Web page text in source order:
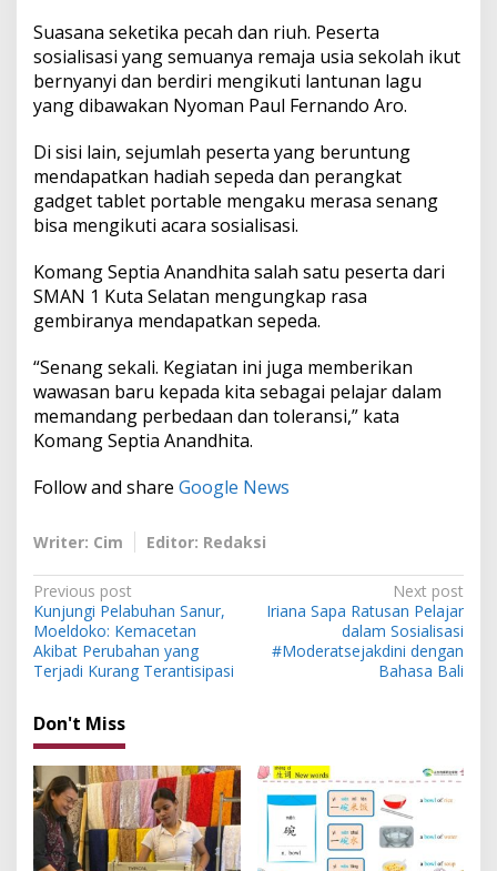
a
N
y
o
m
n
P
a
u
l
Suasana seketika pecah dan riuh. Peserta
sosialisasi yang semuanya remaja usia sekolah ikut
bernyanyi dan berdiri mengikuti lantunan lagu
yang dibawakan Nyoman Paul Fernando Aro.
Di sisi lain, sejumlah peserta yang beruntung
mendapatkan hadiah sepeda dan perangkat
gadget tablet portable mengaku merasa senang
bisa mengikuti acara sosialisasi.
Komang Septia Anandhita salah satu peserta dari
SMAN 1 Kuta Selatan mengungkap rasa
gembiranya mendapatkan sepeda.
“Senang sekali. Kegiatan ini juga memberikan
wawasan baru kepada kita sebagai pelajar dalam
memandang perbedaan dan toleransi,” kata
Komang Septia Anandhita.
Follow and share Google News
Writer: Cim Editor: Redaksi
P
o
s
t
n
a
v
i
g
Previous post
Kunjungi Pelabuhan Sanur,
Moeldoko: Kemacetan
Akibat Perubahan yang
Terjadi Kurang Terantisipasi
Next post
Iriana Sapa Ratusan Pelajar
dalam Sosialisasi
#Moderatsejakdini dengan
Bahasa Bali
Don't Miss